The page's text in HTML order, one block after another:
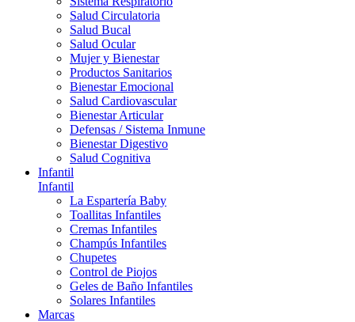
Salud Circulatoria
Salud Bucal
Salud Ocular
Mujer y Bienestar
Productos Sanitarios
Bienestar Emocional
Salud Cardiovascular
Bienestar Articular
Defensas / Sistema Inmune
Bienestar Digestivo
Salud Cognitiva
Infantil
Infantil
La Espartería Baby
Toallitas Infantiles
Cremas Infantiles
Champús Infantiles
Chupetes
Control de Piojos
Geles de Baño Infantiles
Solares Infantiles
Marcas